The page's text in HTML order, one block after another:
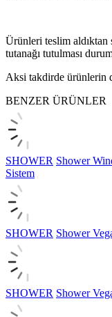
Ürünleri teslim aldıktan
tutanağı tutulması
Aksi takdirde ürünlerin
BENZER ÜRÜNLER
SHOWER Shower
Sistem
SHOWER Shower
SHOWER Shower